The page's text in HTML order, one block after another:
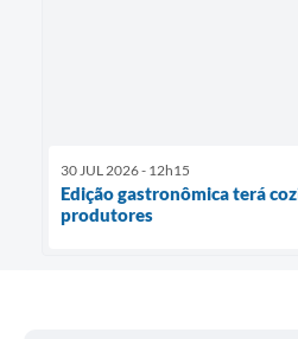
30 JUL 2026 - 12h15
Edição gastronômica terá
produtores